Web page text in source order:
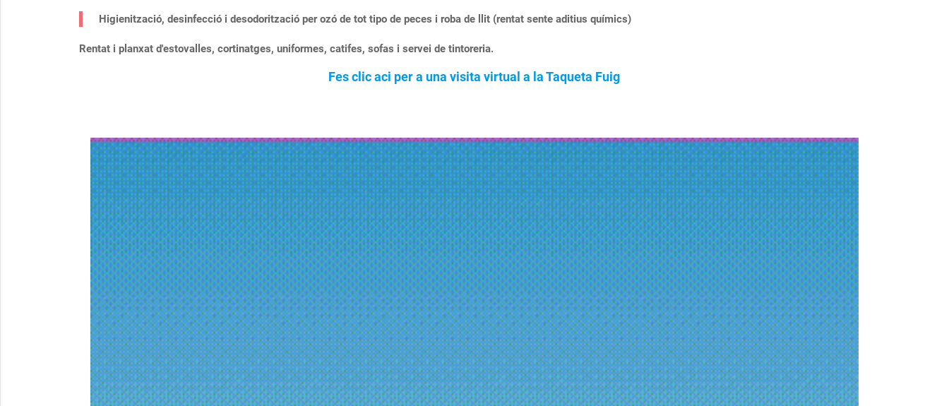
Higienització, desinfecció i desodorització per ozó de tot tipo de peces i roba de llit (rentat sente aditius químics)
Rentat i planxat d'estovalles, cortinatges, uniformes, catifes, sofas i servei de tintoreria.
Fes clic aci per a una visita virtual a la Taqueta Fuig